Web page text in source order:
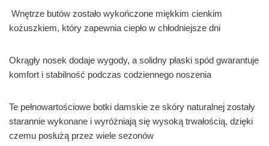
Wnętrze butów zostało wykończone miękkim cienkim
kożuszkiem, który zapewnia ciepło w chłodniejsze dni
Okrągły nosek dodaje wygody, a solidny płaski spód gwarantuje
komfort i stabilność podczas codziennego noszenia
Te pełnowartościowe botki damskie ze skóry naturalnej zostały
starannie wykonane i wyróżniają się wysoką trwałością, dzięki
czemu posłużą przez wiele sezonów